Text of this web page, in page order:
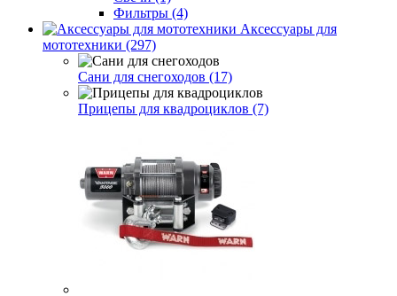
Фильтры (4)
Аксессуары для
мототехники (297)
Сани для снегоходов (17)
Прицепы для квадроциклов (7)